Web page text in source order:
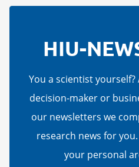
HIU-
You a scientist
decision-maker or
our newsletters we
research news for
your personal